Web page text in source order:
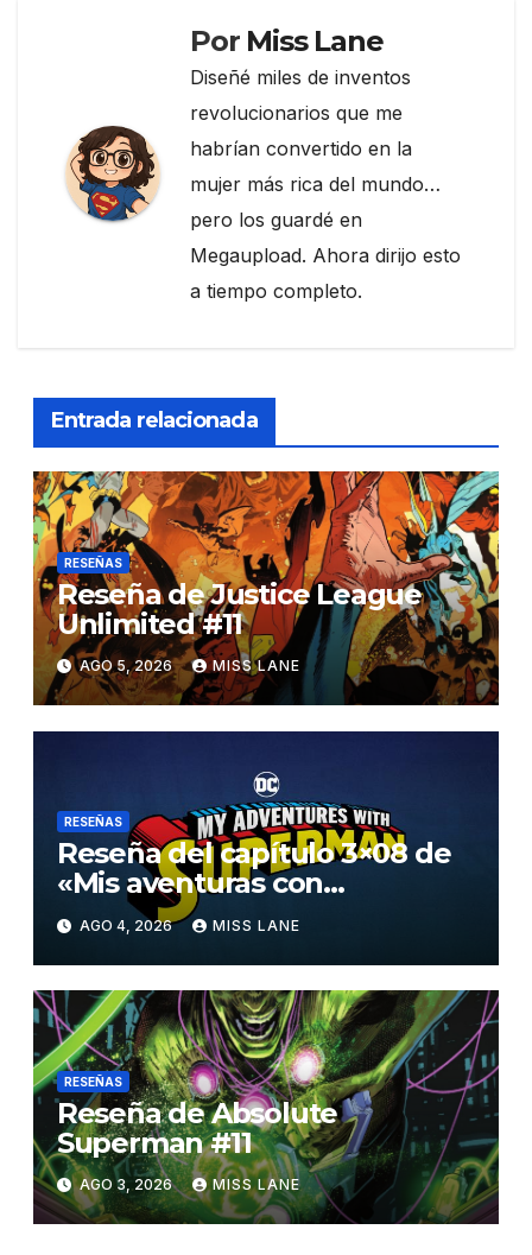
Por Miss Lane
Diseñé miles de inventos
revolucionarios que me
habrían convertido en la
mujer más rica del mundo…
pero los guardé en
Megaupload. Ahora dirijo esto
a tiempo completo.
Entrada relacionada
RESEÑAS
Reseña de Justice League
Unlimited #11
AGO 5, 2026 MISS LANE
RESEÑAS
Reseña del capítulo 3×08 de
«Mis aventuras con
Superman»
AGO 4, 2026 MISS LANE
RESEÑAS
Reseña de Absolute
Superman #11
AGO 3, 2026 MISS LANE